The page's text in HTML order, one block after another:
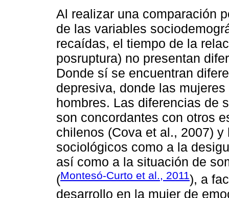
Al realizar una comparación
de las variables
recaídas, el tiempo de la
posruptura) no presentan
Donde sí se encuentran
depresiva, donde las
hombres. Las diferencias de
son concordantes con otros
chilenos (Cova et al., 2007)
sociológicos como a la
así como a la situación de
(Montesó-Curto et al., 2011), a
desarrollo en la mujer de